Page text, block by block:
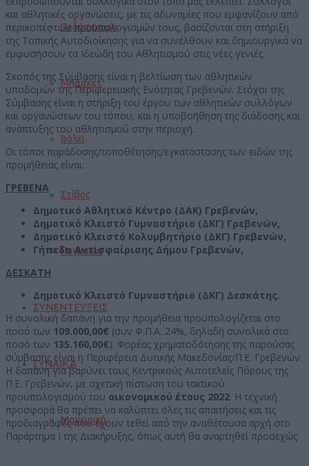
Ποδόσφαιρο
Μπάσκετ
Βόλεϊ
Στίβος
Πυγμαχία
ΣΥΝΕΝΤΕΥΞΕΙΣ
ΓΥΝΑΙΚΑ
Μαγειρική
και αθλητικές οργανώσεις, με τις αδυναμίες που εμφανίζουν από
περικοπές των προϋπολογισμών τους, βασίζονται στη στήριξη
της Τοπικής Αυτοδιοίκησης για να συνέλθουν και δημιουργικά να
εμφυσήσουν τα Ιδεώδη του Αθλητισμού στις νέες γενιές.
Σκοπός της Σύμβασης είναι η βελτίωση των αθλητικών
υποδομών της Περιφερειακής Ενότητας Γρεβενών. Στόχοι της
Σύμβασης είναι η στήριξη του έργου των αθλητικών συλλόγων
και οργανώσεων του τόπου, και η υποβοήθηση της διάδοσης και
ανάπτυξης του αθλητισμού στην περιοχή.
Οι τόποι παράδοσης/τοποθέτησης/εγκατάστασης των ειδών της
προμήθειας είναι:
ΓΡΕΒΕΝΑ
Δημοτικό Αθλητικό Κέντρο (ΔΑΚ) Γρεβενών,
Δημοτικό Κλειστό Γυμναστήριο (ΔΚΓ) Γρεβενών,
Δημοτικό Κλειστό Κολυμβητήριο (ΔΚΓ) Γρεβενών,
Γήπεδα Αντισφαίρισης Δήμου Γρεβενών,
ΔΕΣΚΑΤΗ
Δημοτικό Κλειστό Γυμναστήριο (ΔΚΓ) Δεσκάτης.
Η συνολική δαπάνη για την προμήθεια προϋπολογίζεται στο
ποσό των 109.000,00€ (συν Φ.Π.Α. 24%, δηλαδή συνολικά στο
ποσό των 135.160,00€). Φορέας χρηματοδότησης της παρούσας
σύμβασης είναι η Περιφέρεια Δυτικής Μακεδονίας/Π.Ε. Γρεβενών.
Η δαπάνη για βαρύνει τους Κεντρικούς Αυτοτελείς Πόρους της
Π.Ε. Γρεβενών, με σχετική πίστωση του τακτικού
προϋπολογισμού του οικονομικού έτους 2022. H τεχνική
προσφορά θα πρέπει να καλύπτει όλες τις απαιτήσεις και τις
προδιαγραφές που έχουν τεθεί από την αναθέτουσα αρχή στο
Παράρτημα Ι της Διακήρυξης, όπως αυτή θα αναρτηθεί προσεχώς.